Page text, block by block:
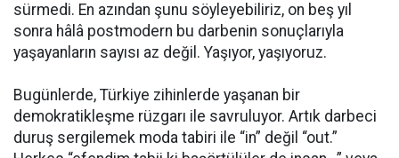
sürmedi. En azından şunu söyleyebiliriz, on beş yıl
sonra hâlâ postmodern bu darbenin sonuçlarıyla
yaşayanların sayısı az değil. Yaşıyor, yaşıyoruz.
Bugünlerde, Türkiye zihinlerde yaşanan bir
demokratikleşme rüzgarı ile savruluyor. Artık darbeci
duruş sergilemek moda tabiri ile “in” değil “out.”